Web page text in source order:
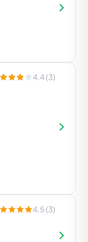
4.4 (3)
4.5 (3)